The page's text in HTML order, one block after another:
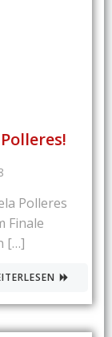
Polleres
Finale
[…]